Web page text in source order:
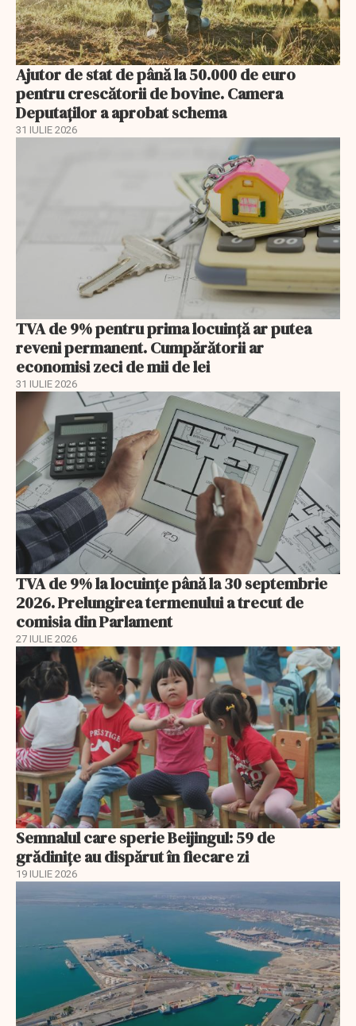
Ajutor de stat de până la 50.000 de euro
pentru crescătorii de bovine. Camera
Deputaților a aprobat schema
31 IULIE 2026
TVA de 9% pentru prima locuință ar putea
reveni permanent. Cumpărătorii ar
economisi zeci de mii de lei
31 IULIE 2026
TVA de 9% la locuințe până la 30 septembrie
2026. Prelungirea termenului a trecut de
comisia din Parlament
27 IULIE 2026
Semnalul care sperie Beijingul: 59 de
grădinițe au dispărut în fiecare zi
19 IULIE 2026